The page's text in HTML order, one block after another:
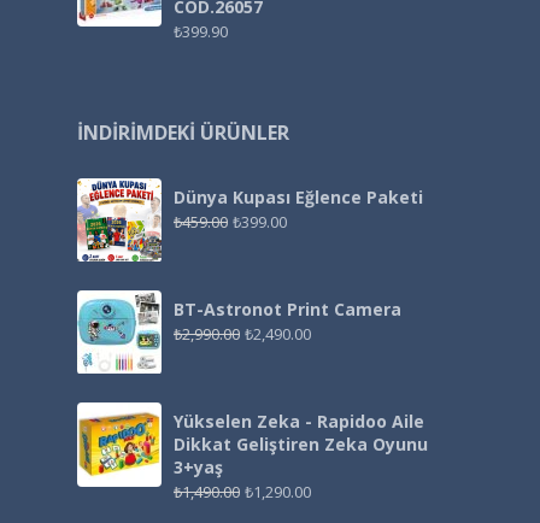
COD.26057
₺399.90
İNDIRIMDEKI ÜRÜNLER
Dünya Kupası Eğlence Paketi
₺459.00 ₺399.00
BT-Astronot Print Camera
₺2,990.00 ₺2,490.00
Yükselen Zeka - Rapidoo Aile
Dikkat Geliştiren Zeka Oyunu
3+yaş
₺1,490.00 ₺1,290.00